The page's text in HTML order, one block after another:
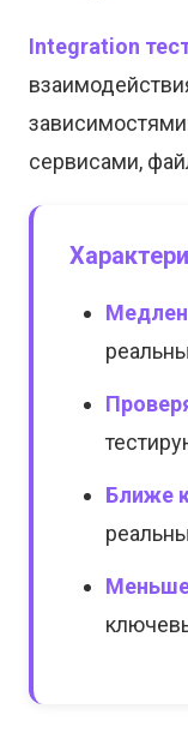
Integration
сервисами,
Ближе